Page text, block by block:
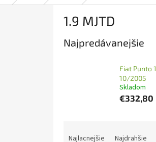
1.9 MJTD
Najpredávanejšie
Fiat Punto
10/2005
Skladom
€332,80
Najlacnejšie Najdrahšie